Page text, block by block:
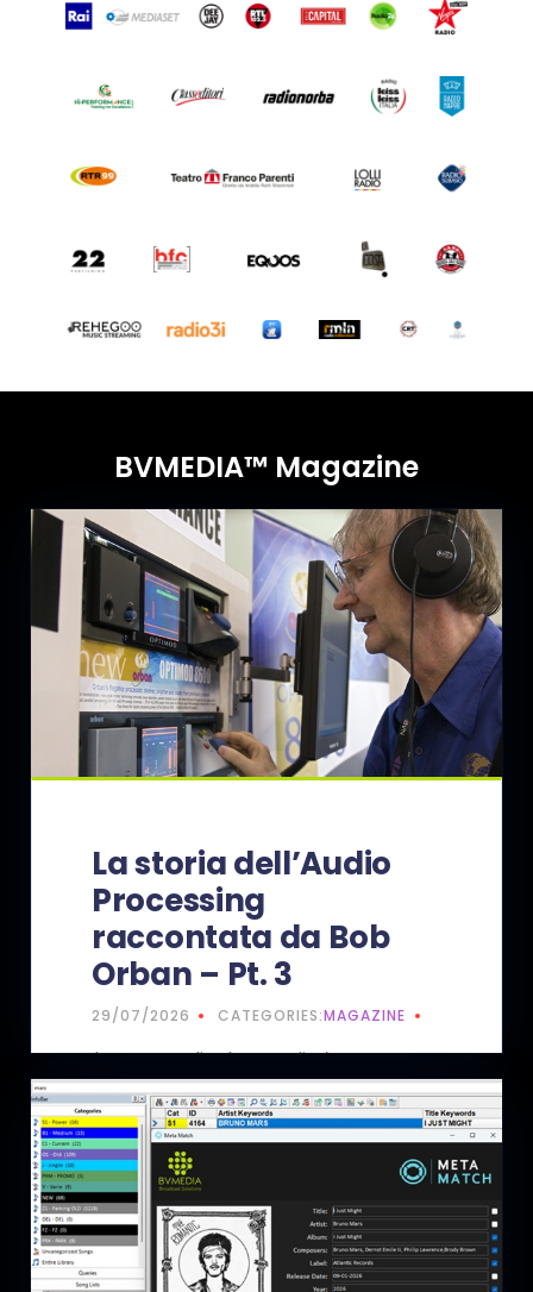
BVMEDIA™ Magazine
La storia dell’Audio
Processing
raccontata da Bob
Orban – Pt. 3
29/07/2026 CATEGORIES:MAGAZINE
Il percorso di Orban Audio è stato
segnato da innovazioni costanti che
hanno definito lo…
READ MORE